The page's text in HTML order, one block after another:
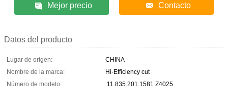
Mejor precio Contacto
Datos del producto
Lugar de origen:
CHINA
Nombre de la marca:
Hi-Efficiency cut
Número de modelo:
.11.835.201.1581 Z4025